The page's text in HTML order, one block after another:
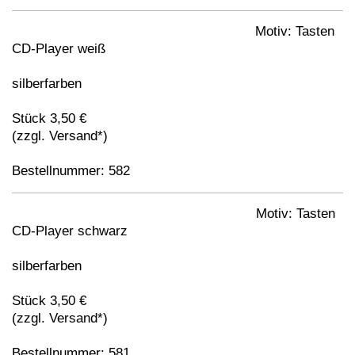
Motiv: Tasten
CD-Player weiß
silberfarben
Stück 3,50 €
(zzgl. Versand*)
Bestellnummer: 582
Motiv: Tasten
CD-Player schwarz
silberfarben
Stück 3,50 €
(zzgl. Versand*)